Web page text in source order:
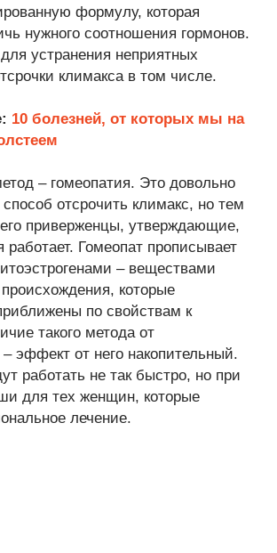
формулу, которая
нужного соотношения гормонов.
устранения неприятных
климакса в том числе.
10 болезней, от которых мы на
– гомеопатия. Это довольно
отсрочить климакс, но тем
приверженцы, утверждающие,
работает. Гомеопат прописывает
– веществами
происхождения, которые
по свойствам к
такого метода от
– эффект от него накопительный.
работать не так быстро, но при
для тех женщин, которые
лечение.